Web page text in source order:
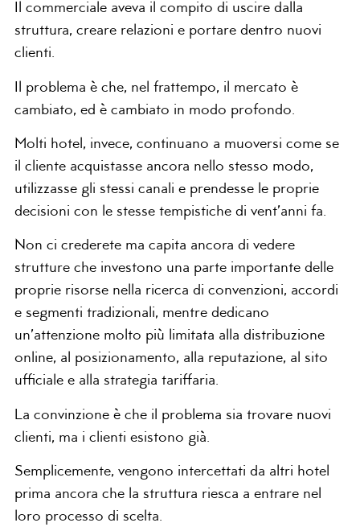
Il commerciale aveva il compito di uscire dalla
struttura, creare relazioni e portare dentro nuovi
clienti.
Il problema è che, nel frattempo, il mercato è
cambiato, ed è cambiato in modo profondo.
Molti hotel, invece, continuano a muoversi come se
il cliente acquistasse ancora nello stesso modo,
utilizzasse gli stessi canali e prendesse le proprie
decisioni con le stesse tempistiche di vent’anni fa.
Non ci crederete ma capita ancora di vedere
strutture che investono una parte importante delle
proprie risorse nella ricerca di convenzioni, accordi
e segmenti tradizionali, mentre dedicano
un’attenzione molto più limitata alla distribuzione
online, al posizionamento, alla reputazione, al sito
ufficiale e alla strategia tariffaria.
La convinzione è che il problema sia trovare nuovi
clienti, ma i clienti esistono già.
Semplicemente, vengono intercettati da altri hotel
prima ancora che la struttura riesca a entrare nel
loro processo di scelta.